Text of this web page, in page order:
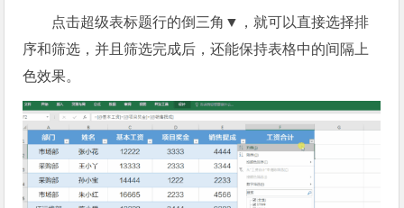
点击超级表标题行的倒三角▼，就可以直接选择排
序和筛选，并且筛选完成后，还能保持表格中的间隔上
色效果。